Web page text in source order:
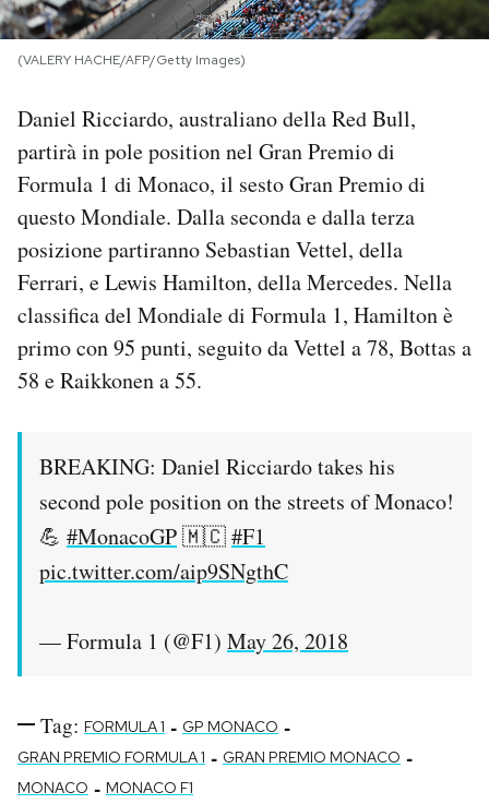
NEWSLETTER
SHOP
CALENDARIO
AREA PERSONALE
Area Personale
Newsletter
Hai bisogno di aiuto?
(VALERY HACHE/AFP/Getty Images)
Daniel Ricciardo, australiano della Red Bull,
partirà in pole position nel Gran Premio di
Formula 1 di Monaco, il sesto Gran Premio di
questo Mondiale. Dalla seconda e dalla terza
posizione partiranno Sebastian Vettel, della
Ferrari, e Lewis Hamilton, della Mercedes. Nella
classifica del Mondiale di Formula 1, Hamilton è
primo con 95 punti, seguito da Vettel a 78, Bottas a
58 e Raikkonen a 55.
BREAKING: Daniel Ricciardo takes his
second pole position on the streets of Monaco!
💪 #MonacoGP🇲🇨#F1
pic.twitter.com/aip9SNgthC
— Formula 1 (@F1) May 26, 2018
Tag: FORMULA 1 - GP MONACO -
GRAN PREMIO FORMULA 1 - GRAN PREMIO MONACO -
MONACO - MONACO F1